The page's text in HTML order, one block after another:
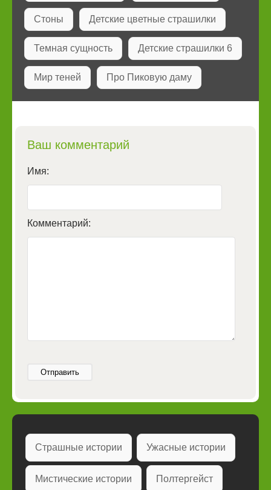
Стоны Детские цветные страшилки
Темная сущность Детские страшилки 6
Мир теней Про Пиковую даму
Ваш комментарий
Имя:
Комментарий:
Отправить
Страшные истории Ужасные истории
Мистические истории Полтергейст